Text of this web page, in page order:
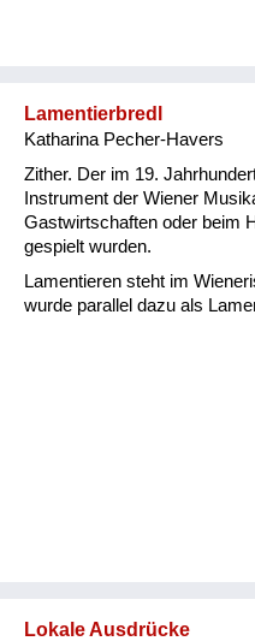
Lamentierbredl
Katharina Pecher-Havers
Zither. Der im 19.
Instrument der Wiener
Gastwirtschaften oder beim
gespielt wurden.
Lamentieren steht im
wurde parallel dazu als
Lokale Ausdrücke